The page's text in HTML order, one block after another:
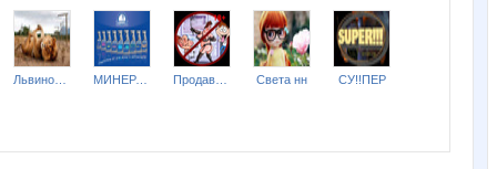
МИНЕРАЛ НН 89040449888 Света нн СУ!!ПЕР